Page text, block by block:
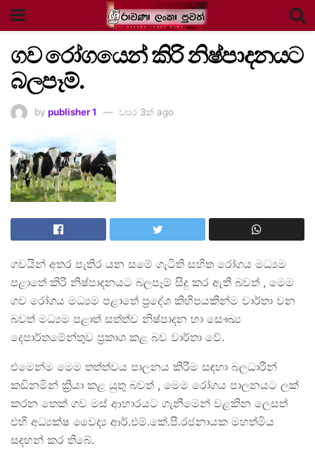
ගව රෝගයෙන් කිරි නිෂ්පාදනයට
බලපෑම්.
by publisher 1 වසර 3ක් ago
ගවයින් අතර පැතිර යන සමේ ගැටිති සහිත රෝගය මධ්‍යම
පළාතේ කිරි නිෂ්පාදනයට බලපෑම් සිදු කර ඇති බවත් , මෙම
ගව රෝගය මධ්‍යම පළාතේ ප්‍රදේශ කිහිපයකින්ම වාර්තා වන
බවත් මධ්‍යම පළාත් සත්ත්ව නිෂ්පාදන හා සෞඛ්‍ය
දෙපාර්තමේන්තුව ප්‍රකාශ කළ බව වාර්තා වේ.
එමෙන්ම මෙම තත්ත්වය පාලනය කිරීම සඳහා බලධාරීන්
කඩිනමින් ක්‍රියා කළ යුතු බවත් , මෙම රෝගය පාලනයට ලක්
කරන තෙක් ගව මස් ආහාරයට ගැනීමෙන් වළකින ලෙසත්
එහි අධ්‍යක්ෂ වෛද්‍ය ආර්.එම්.කේ.පී.රජනායක මහත්මිය
සඳහන් කර තිබේ.